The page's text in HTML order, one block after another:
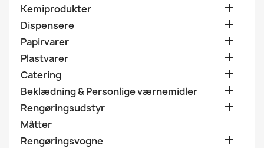
Kemiprodukter 
Dispensere 
Papirvarer 
Plastvarer 
Catering 
Beklædning & Personlige værnemidler 
Rengøringsudstyr 
Måtter
Rengøringsvogne
